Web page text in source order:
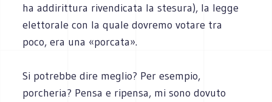
ha addirittura rivendicata la stesura), la legge
elettorale con la quale dovremo votare tra
poco, era una «porcata».
Si potrebbe dire meglio? Per esempio,
porcheria? Pensa e ripensa, mi sono dovuto